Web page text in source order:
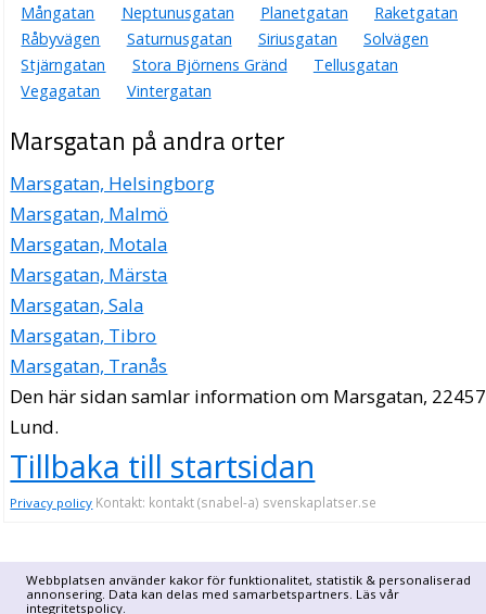
Webbplatsen använder kakor för funktionalitet, statistik & personaliserad
annonsering. Data kan delas med samarbetspartners. Läs vår
integritetspolicy.
Mångatan
Neptunusgatan Planetgatan
Raketgatan
Råbyvägen
Saturnusgatan Siriusgatan
Solvägen
Stjärngatan
Stora Björnens Gränd
Tellusgatan
Vegagatan
Vintergatan
Marsgatan på andra orter
Marsgatan, Helsingborg
Marsgatan, Malmö
Marsgatan, Motala
Marsgatan, Märsta
Marsgatan, Sala
Marsgatan, Tibro
Marsgatan, Tranås
Den här sidan samlar information om Marsgatan,
Lund.
Tillbaka till startsidan
Privacy policy Kontakt: kontakt (snabel-a) svenskaplatser.se